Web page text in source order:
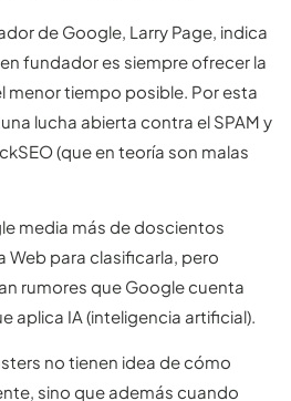
de Google, Larry Page, indica
fundador es siempre ofrecer la
menor tiempo posible. Por esta
lucha abierta contra el SPAM y
(que en teoría son malas
media más de doscientos
para clasificarla, pero
rumores que Google cuenta
aplica IA (inteligencia artificial).
no tienen idea de cómo
sino que además cuando